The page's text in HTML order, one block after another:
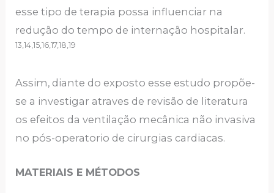
esse tipo de terapia possa influenciar na
redução do tempo de internação hospitalar.
13,14,15,16,17,18,19
Assim, diante do exposto esse estudo propõe-
se a investigar atraves de revisão de literatura
os efeitos da ventilação mecânica não invasiva
no pós-operatorio de cirurgias cardiacas.
MATERIAIS E MÉTODOS